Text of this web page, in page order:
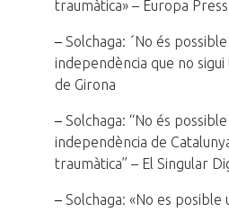
traumàtica» – Europa Press
– Solchaga: ´No és possible
independència que no
de Girona
– Solchaga: “No és possible
independència de
traumàtica” – El Singular
– Solchaga: «No es posible